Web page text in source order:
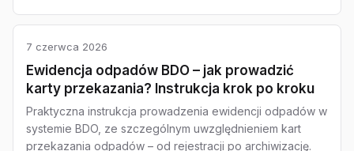
7 czerwca 2026
Ewidencja odpadów BDO – jak prowadzić
karty przekazania? Instrukcja krok po kroku
Praktyczna instrukcja prowadzenia ewidencji odpadów w
systemie BDO, ze szczególnym uwzględnieniem kart
przekazania odpadów – od rejestracji po archiwizację.